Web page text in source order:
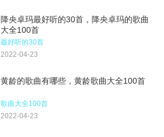
降央卓玛最好听的30首，降央卓玛的歌曲
大全100首
最好听的30首
2022-04-23
黄龄的歌曲有哪些，黄龄歌曲大全100首
歌曲大全100首
2022-04-23